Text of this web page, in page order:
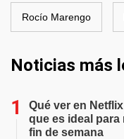
Rocío Marengo
Noticias más
Qué ver en
que es ideal para
fin de semana